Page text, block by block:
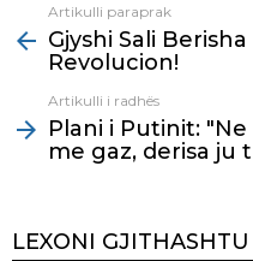
more
Artikulli paraprak
Gjyshi Sali
Revolucion!
Artikulli i radhës
Plani i Putinit:
me gaz, derisa ju
LEXONI GJITHASHTU